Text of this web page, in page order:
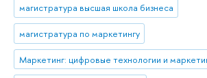
магистратура высшая школа бизнеса
магистратура по маркетингу